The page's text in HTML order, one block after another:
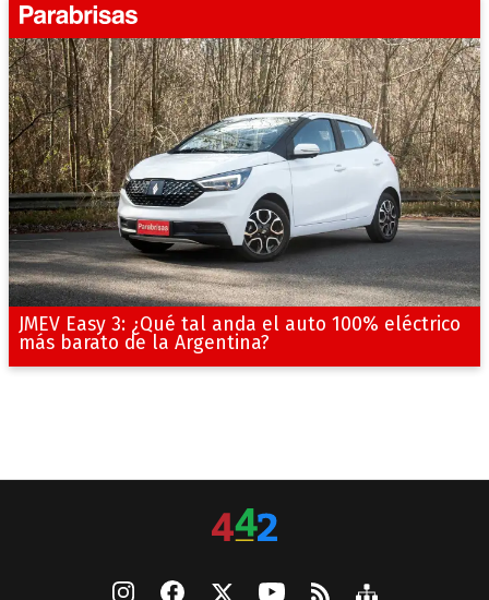
JMEV Easy 3: ¿Qué tal anda el auto 100% eléctrico
más barato de la Argentina?